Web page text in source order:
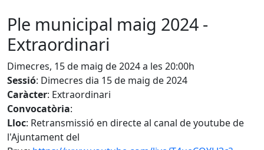
Ple municipal maig 2024 -
Extraordinari
Dimecres, 15 de maig de 2024 a les 20:00h
Sessió: Dimecres dia 15 de maig de 2024
Caràcter: Extraordinari
Convocatòria:
Lloc: Retransmissió en directe al canal de youtube de
l'Ajuntament del